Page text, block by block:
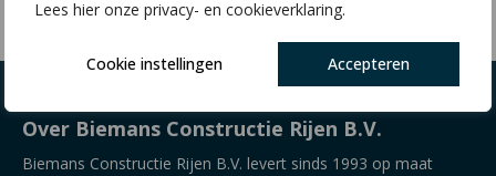
Lees hier onze privacy- en cookieverklaring.
Cookie instellingen Accepteren
Over Biemans Constructie Rijen B.V.
Biemans Constructie Rijen B.V. levert sinds 1993 op maat